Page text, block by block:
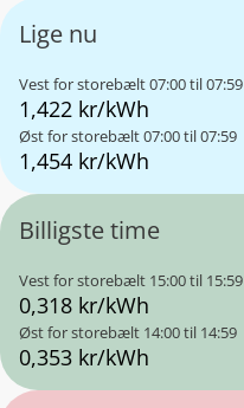
Lige nu
Vest for storebælt07:00 til 07:59
1,422 kr/kWh
Øst for storebælt07:00 til 07:59
1,454 kr/kWh
Billigste time
Vest for storebælt 15:00 til 15:59
0,318 kr/kWh
Øst for storebælt 14:00 til 14:59
0,353 kr/kWh